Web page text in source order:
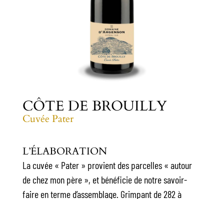
CÔTE DE BROUILLY
Cuvée Pater
L’ÉLABORATION
La cuvée « Pater » provient des parcelles « autour
de chez mon père », et bénéficie de notre savoir-
faire en terme d’assemblage. Grimpant de 282 à